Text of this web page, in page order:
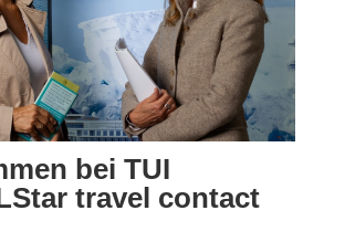
bei TUI
travel contact